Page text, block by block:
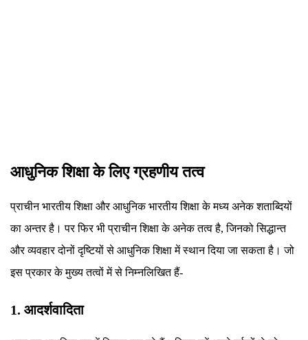
आधुनिक शिक्षा के लिए ग्रहणीय तत्व
प्राचीन भारतीय शिक्षा और आधुनिक भारतीय शिक्षा के मध्य अनेक शताब्दियों
का अन्तर है। पर फिर भी प्राचीन शिक्षा के अनेक तत्व है, जिनको सिद्धान्त
और व्यवहार दोनों दृष्टियों से आधुनिक शिक्षा में स्थान दिया जा सकता है। जो
इस प्रकार के मुख्य तत्वों में से निम्नलिखित हैं-
1. आदर्शवादिता